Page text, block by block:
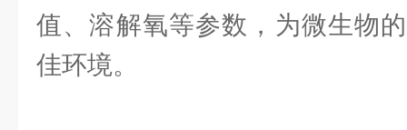
值、溶解氧等参数，为微生物
佳环境。